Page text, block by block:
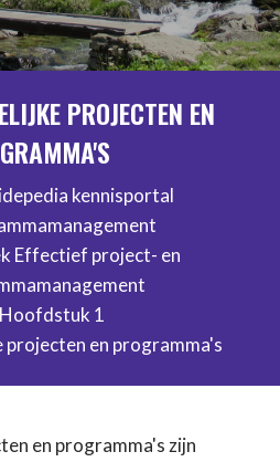
PROJECTEN EN
kennisportal
Effectief project- en
Hoofdstuk 1
projecten en programma's
en programma's zijn